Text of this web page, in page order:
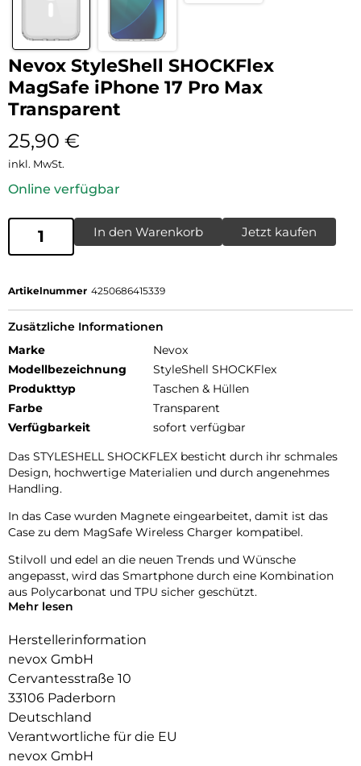
Nevox StyleShell SHOCKFlex
MagSafe iPhone 17 Pro Max
Transparent
25,90 €
inkl. MwSt.
Online verfügbar
In den Warenkorb Jetzt kaufen
Artikelnummer 4250686415339
Zusätzliche Informationen
Marke
Nevox
Modellbezeichnung
StyleShell SHOCKFlex
Produkttyp
Taschen & Hüllen
Farbe
Transparent
Verfügbarkeit
sofort verfügbar
Das STYLESHELL SHOCKFLEX besticht durch ihr schmales
Design, hochwertige Materialien und durch angenehmes
Handling.
In das Case wurden Magnete eingearbeitet, damit ist das
Case zu dem MagSafe Wireless Charger kompatibel.
Stilvoll und edel an die neuen Trends und Wünsche
angepasst, wird das Smartphone durch eine Kombination
aus Polycarbonat und TPU sicher geschützt.
vor Stürzen.
Das Display ist durch die seitlichen Flanken geschützt.
Durch das verwendete Material ist diese komplett
Transparent und bringt jegliche Farbe des Smartphones,
passend zur Geltung.
Die Anschlüsse, Knöpfe und Kamera bleiben voll zugänglich.
Mehr lesen
Herstellerinformation
nevox GmbH
Cervantesstraße 10
33106 Paderborn
Deutschland
Verantwortliche für die EU
nevox GmbH